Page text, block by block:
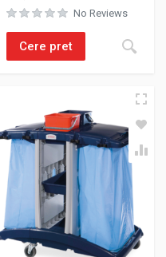
No Reviews
Cere pret